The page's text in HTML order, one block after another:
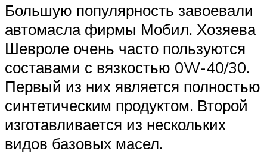
Большую популярность завоевали
автомасла фирмы Мобил. Хозяева
Шевроле очень часто пользуются
составами с вязкостью 0W-40/30.
Первый из них является полностью
синтетическим продуктом. Второй
изготавливается из нескольких
видов базовых масел.